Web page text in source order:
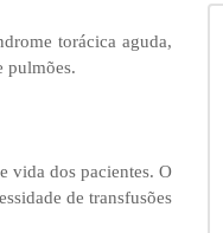
torácica aguda,
pulmões.
vida dos pacientes. O
de transfusões